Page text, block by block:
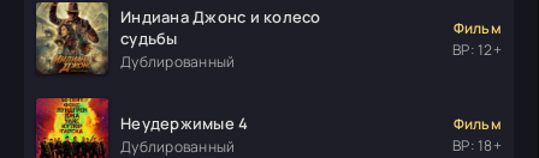
Индиана Джонс и колесо
судьбы
Дублированный
Фильм
ВР: 12+
Неудержимые 4
Дублированный
Фильм
ВР: 18+